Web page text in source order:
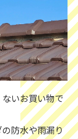
いお買い物で
の防水や雨漏り